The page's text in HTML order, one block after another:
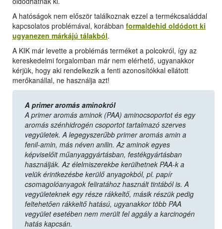
A hatóságok nem először találkoznak ezzel a termékcsaláddal
kapcsolatos problémával, korábban formaldehid oldódott ki
ugyanezen márkájú tálakból.
A KIK már levette a problémás terméket a polcokról, így az
kereskedelmi forgalomban már nem elérhető, ugyanakkor
kérjük, hogy aki rendelkezik a fenti azonosítókkal ellátott
merőkanállal, ne használja azt!
A primer aromás aminokról
A primer aromás aminok (PAA) aminocsoportot és egy
aromás szénhidrogén csoportot tartalmazó szerves
vegyületek. A legegyszerűbb primer aromás amin a
fenil-amin, más néven anilin. Az aminok egyes
képviselőit műanyaggyártásban, festékgyártásban
használják. Az élelmiszerekbe kerülhetnek PAA-k a
velük érintkezésbe kerülő anyagokból, pl. papír
csomagolóanyagok feliratához használt tintából is. A
vegyületeknek egy része rákkeltő, másik részük pedig
feltehetően rákkeltő hatású, ugyanakkor több PAA
vegyület esetében nem merült fel aggály a karcinogén
hatás kapcsán.